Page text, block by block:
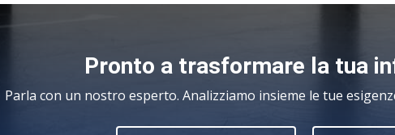
Pronto a trasformare la tua
Parla con un nostro esperto. Analizziamo insieme le tue